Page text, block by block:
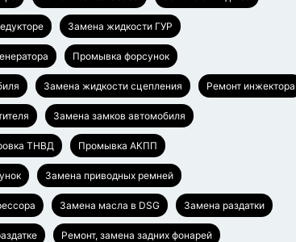
Замена жидкости ГУР
Промывка форсунок
Замена жидкости сцепления Ремонт инжектора
Замена замков автомобиля
ТНВД Промывка АКПП
Замена приводных ремней
Замена масла в DSG Замена раздатки
Ремонт, замена задних фонарей